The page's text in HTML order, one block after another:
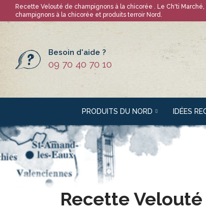
Recette Velouté de champignons à la chicorée . Le Ch'ti
champignons à la chicorée et produits terroir Nord.
Besoin d'aide ?
09 70 40 70 10
PRODUITS DU NORD IDÉES
Recette